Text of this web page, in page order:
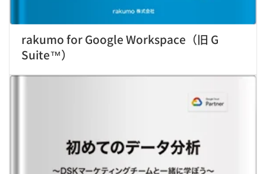
rakumo for Google Workspace（旧 G
Suite™）